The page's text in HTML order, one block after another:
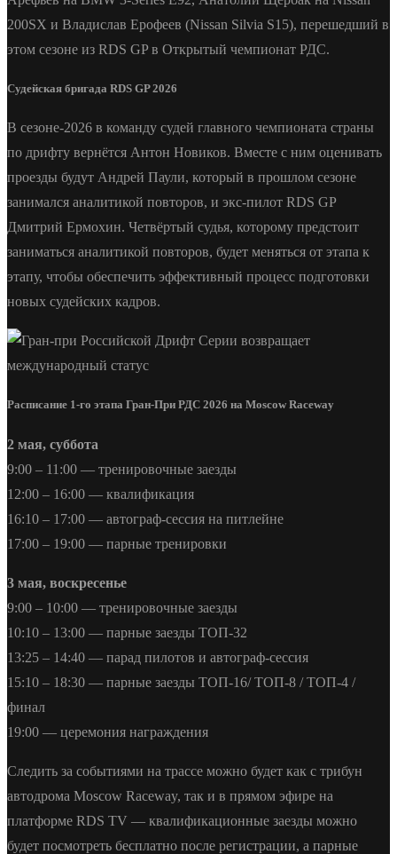
200SX и Владислав Ерофеев (Nissan Silvia S15), перешедший в
этом сезоне из RDS GP в Открытый чемпионат РДС.
Судейская бригада RDS GP 2026
В сезоне-2026 в команду судей главного чемпионата страны
по дрифту вернётся Антон Новиков. Вместе с ним оценивать
проезды будут Андрей Паули, который в прошлом сезоне
занимался аналитикой повторов, и экс-пилот RDS GP
Дмитрий Ермохин. Четвёртый судья, которому предстоит
заниматься аналитикой повторов, будет меняться от этапа к
этапу, чтобы обеспечить эффективный процесс подготовки
новых судейских кадров.
Расписание 1-го этапа Гран-При РДС 2026 на Moscow Raceway
2 мая, суббота
9:00 – 11:00 — тренировочные заезды
12:00 – 16:00 — квалификация
16:10 – 17:00 — автограф-сессия на питлейне
17:00 – 19:00 — парные тренировки
3 мая, воскресенье
9:00 – 10:00 — тренировочные заезды
10:10 – 13:00 — парные заезды ТОП-32
13:25 – 14:40 — парад пилотов и автограф-сессия
15:10 – 18:30 — парные заезды ТОП-16/ ТОП-8 / ТОП-4 /
финал
19:00 — церемония награждения
Следить за событиями на трассе можно будет как с трибун
автодрома Moscow Raceway, так и в прямом эфире на
платформе RDS TV — квалификационные заезды можно
будет посмотреть бесплатно после регистрации, а парные